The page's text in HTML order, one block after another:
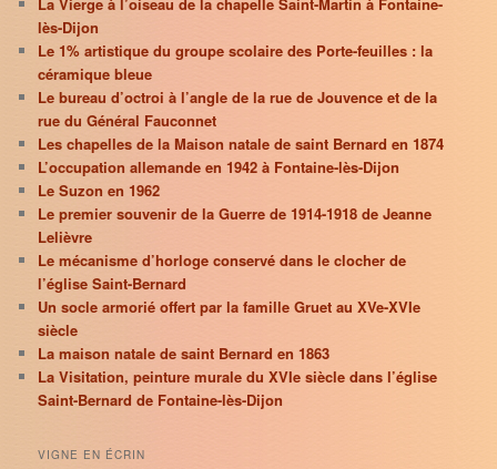
lès-Dijon
Le 1% artistique du groupe scolaire des Porte-feuilles : la
céramique bleue
Le bureau d’octroi à l’angle de la rue de Jouvence et de la
rue du Général Fauconnet
Les chapelles de la Maison natale de saint Bernard en 1874
L’occupation allemande en 1942 à Fontaine-lès-Dijon
Le Suzon en 1962
Le premier souvenir de la Guerre de 1914-1918 de Jeanne
Lelièvre
Le mécanisme d’horloge conservé dans le clocher de
l’église Saint-Bernard
Un socle armorié offert par la famille Gruet au XVe-XVIe
siècle
La maison natale de saint Bernard en 1863
La Visitation, peinture murale du XVIe siècle dans l’église
Saint-Bernard de Fontaine-lès-Dijon
VIGNE EN ÉCRIN